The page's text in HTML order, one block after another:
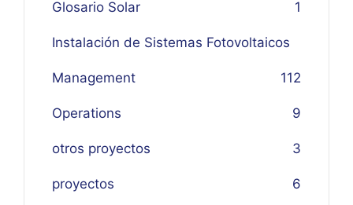
Glosario Solar 1
Instalación de Sistemas Fotovoltaicos
12
Management 1
Operations 9
otros proyectos 3
proyectos 6